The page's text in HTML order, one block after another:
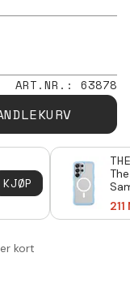
ART.NR. : 63878
KJØP
211
kort